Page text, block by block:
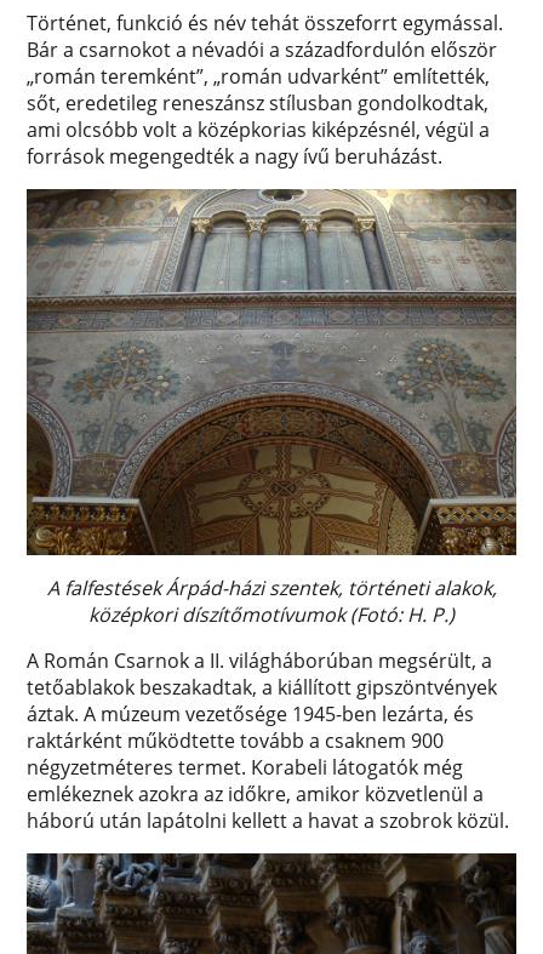
Történet, funkció és név tehát összeforrt egymással.
Bár a csarnokot a névadói a századfordulón először
„román teremként”, „román udvarként” említették,
sőt, eredetileg reneszánsz stílusban gondolkodtak,
ami olcsóbb volt a középkorias kiképzésnél, végül a
források megengedték a nagy ívű beruházást.
A falfestések Árpád-házi szentek, történeti alakok,
középkori díszítőmotívumok (Fotó: H. P.)
A Román Csarnok a II. világháborúban megsérült, a
tetőablakok beszakadtak, a kiállított gipszöntvények
áztak. A múzeum vezetősége 1945-ben lezárta, és
raktárként működtette tovább a csaknem 900
négyzetméteres termet. Korabeli látogatók még
emlékeznek azokra az időkre, amikor közvetlenül a
háború után lapátolni kellett a havat a szobrok közül.